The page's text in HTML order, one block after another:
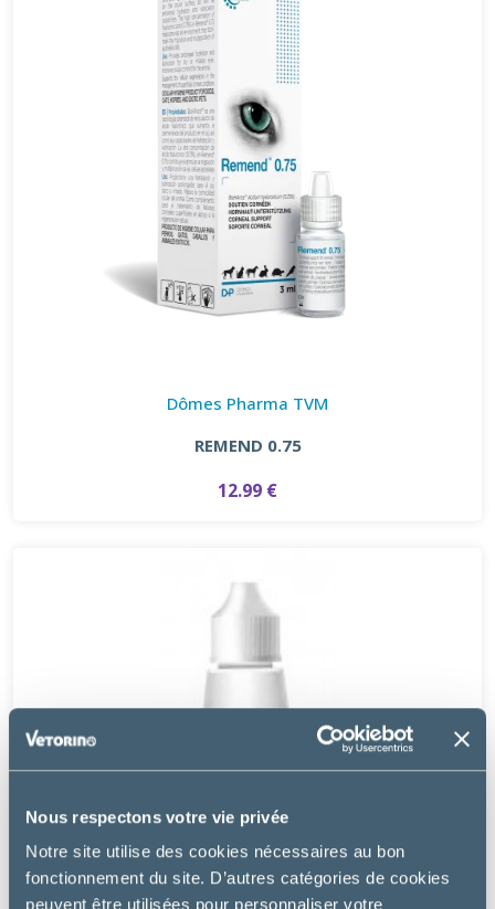
Nous respectons votre vie privée
Notre site utilise des cookies nécessaires au bon
fonctionnement du site. D’autres catégories de cookies
peuvent être utilisées pour personnaliser votre
Dômes Pharma TVM
REMEND 0.75
12.99 €